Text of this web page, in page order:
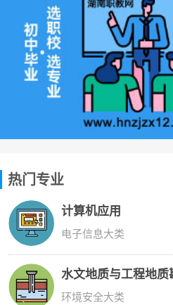
热门专业
计算机应用
电子信息大类
水文地质与工程地质
环境安全大类